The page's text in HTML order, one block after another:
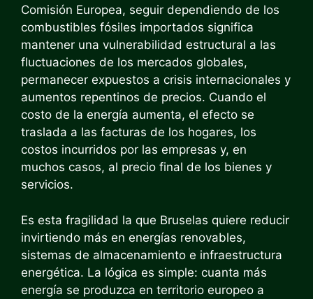
Comisión Europea, seguir dependiendo de los
combustibles fósiles importados significa
mantener una vulnerabilidad estructural a las
fluctuaciones de los mercados globales,
permanecer expuestos a crisis internacionales y
aumentos repentinos de precios. Cuando el
costo de la energía aumenta, el efecto se
traslada a las facturas de los hogares, los
costos incurridos por las empresas y, en
muchos casos, al precio final de los bienes y
servicios.
Es esta fragilidad la que Bruselas quiere reducir
invirtiendo más en energías renovables,
sistemas de almacenamiento e infraestructura
energética. La lógica es simple: cuanta más
energía se produzca en territorio europeo a